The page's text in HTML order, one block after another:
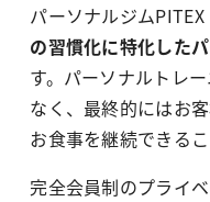
パーソナルジムPITEX
の習慣化に特化した
す。パーソナルトレ
なく、最終的にはお
お食事を継続できる
完全会員制のプライ